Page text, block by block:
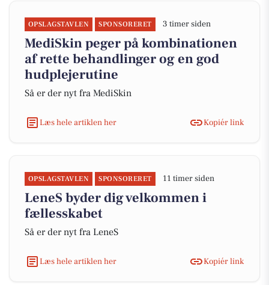
OPSLAGSTAVLEN SPONSORERET 3 timer siden
MediSkin peger på kombinationen
af rette behandlinger og en god
hudplejerutine
Så er der nyt fra MediSkin
Læs hele artiklen her Kopiér link
OPSLAGSTAVLEN SPONSORERET 11 timer siden
LeneS byder dig velkommen i
fællesskabet
Så er der nyt fra LeneS
Læs hele artiklen her Kopiér link